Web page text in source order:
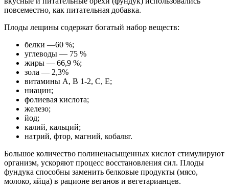
повсеместно, как питательная добавка.
Плоды лещины содержат богатый набор веществ:
белки —60 %;
углеводы — 75 %
жиры — 66,9 %;
зола — 2,3%
витамины А, В 1-2, С, Е;
ниацин;
фолиевая кислота;
железо;
йод;
калий, кальций;
натрий, фтор, магний, кобальт.
Большое количество полиненасыщенных кислот стимулируют
организм, ускоряют процесс восстановления сил. Плоды
фундука способны заменить белковые продукты (мясо,
молоко, яйца) в рационе веганов и вегетарианцев.